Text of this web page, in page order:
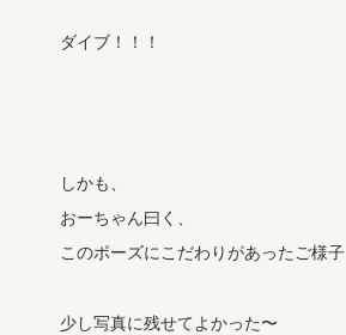
ダイブ！！！
しかも、
おーちゃん曰く、
このポーズにこだわりがあったご様子
少し写真に残せてよかった〜